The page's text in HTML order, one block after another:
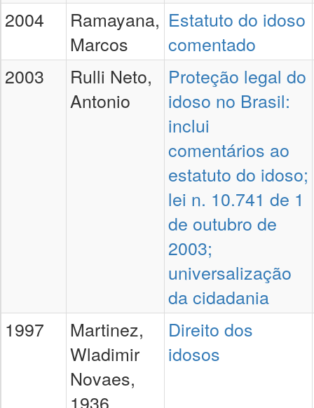
2004
Ramayana,
Marcos
Estatuto do idoso
comentado
2003
Rulli Neto,
Antonio
Proteção legal do
idoso no Brasil:
inclui
comentários ao
estatuto do idoso;
lei n. 10.741 de 1
de outubro de
2003;
universalização
da cidadania
1997
Martinez,
Wladimir
Novaes,
1936
Direito dos
idosos